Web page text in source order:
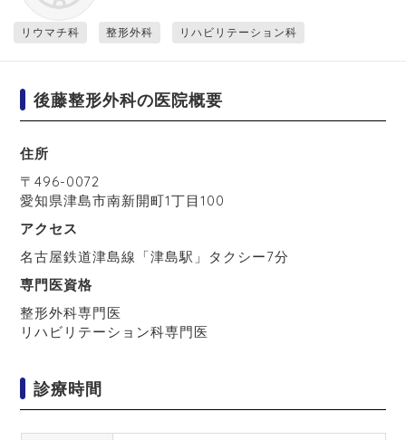
リウマチ科 整形外科 リハビリテーション科
後藤整形外科の医院概要
住所
〒496-0072
愛知県津島市南新開町1丁目100
アクセス
名古屋鉄道津島線「津島駅」タクシー7分
専門医資格
整形外科専門医
リハビリテーション科専門医
診療時間